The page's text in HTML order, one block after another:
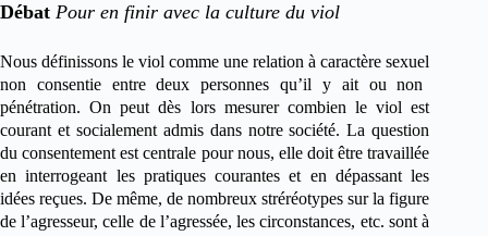
Débat Pour en finir avec la culture du viol
Nous définissons le viol comme une relationà caractère sexuel
non consentie entre deux personnes qu’il y ait ou non
pénétration.On peut dès lors mesurer combien le viol est
courant et socialement admis dans notre société. La question
du consentement est centrale pour nous, elledoit être travaillée
en interrogeant les pratiques courantes et en dépassant les
idées reçues.Demême,de nombreux stréréotypes sur la figure
de l’agresseur, celle de l’agressée, les circonstances, etc. sont à